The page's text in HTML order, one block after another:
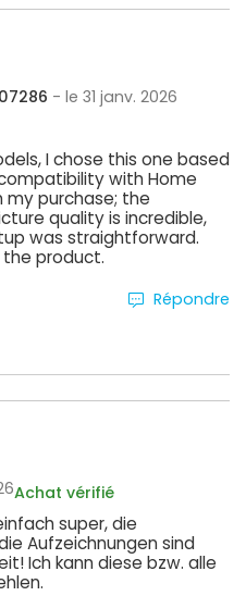
- le 31 janv. 2026
I chose this one based
with Home
my purchase; the
quality is incredible,
was straightforward.
product.
Répondre
Achat vérifié
super, die
Aufzeichnungen sind
Ich kann diese bzw. alle